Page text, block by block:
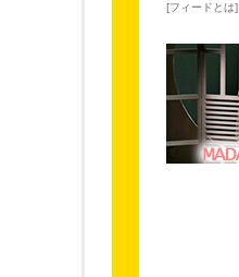
[フィードとは]